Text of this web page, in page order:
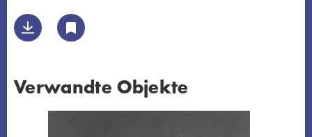
Verwandte Objekte